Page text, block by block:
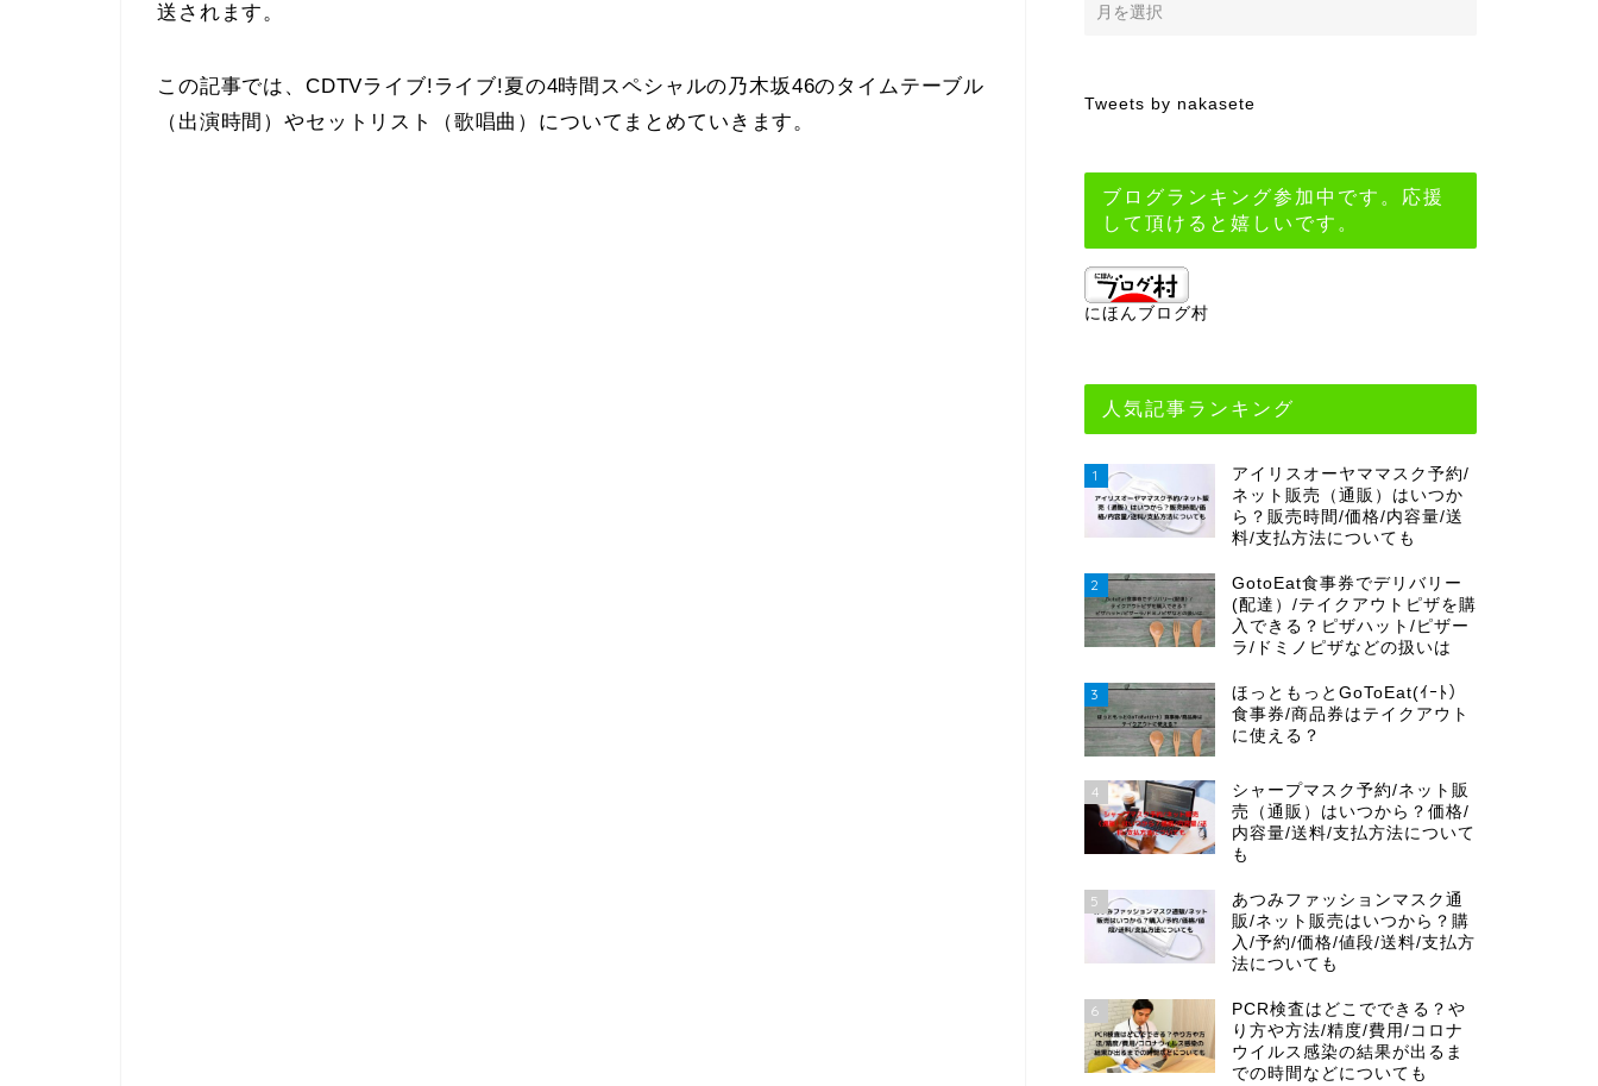
送されます。
この記事では、CDTVライブ!ライブ!夏の4時間スペシャルの乃木坂46のタイムテーブル
（出演時間）やセットリスト（歌唱曲）についてまとめていきます。
Tweets by nakasete
ブログランキング参加中です。応援
して頂けると嬉しいです。
にほんブログ村
人気記事ランキング
1
アイリスオーヤママスク予約/
ネット販売（通販）はいつか
ら？販売時間/価格/内容量/送
料/支払方法についても
2
GotoEat食事券でデリバリー
(配達）/テイクアウトピザを購
入できる？ピザハット/ピザー
ラ/ドミノピザなどの扱いは
3
ほっともっとGoToEat(ｲｰﾄ）
食事券/商品券はテイクアウト
に使える？
4
シャープマスク予約/ネット販
売（通販）はいつから？価格/
内容量/送料/支払方法について
も
5
あつみファッションマスク通
販/ネット販売はいつから？購
入/予約/価格/値段/送料/支払方
法についても
6
PCR検査はどこでできる？や
り方や方法/精度/費用/コロナ
ウイルス感染の結果が出るま
での時間などについても